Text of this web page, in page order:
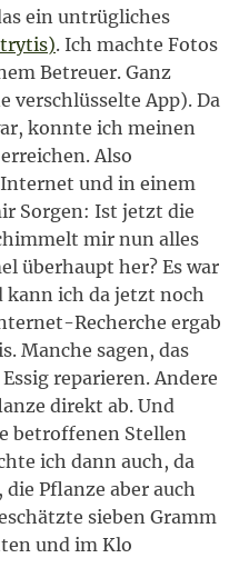
ein untrügliches
. Ich machte Fotos
Betreuer. Ganz
verschlüsselte App). Da
konnte ich meinen
Also
und in einem
Sorgen: Ist jetzt die
mir nun alles
überhaupt her? Es war
kann ich da jetzt noch
Recherche ergab
Manche sagen, das
reparieren. Andere
direkt ab. Und
betroffenen Stellen
ich dann auch, da
Pflanze aber auch
sieben Gramm
und im Klo